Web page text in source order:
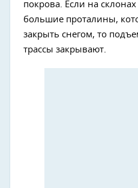
покрова. Если на
большие проталины,
закрыть снегом, то
трассы закрывают.